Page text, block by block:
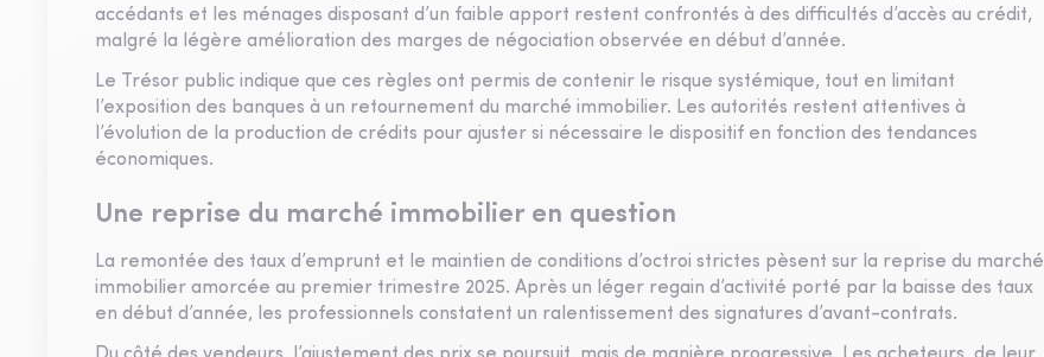
accédants et les ménages disposant d’un faible apport restent confrontés à des difficultés d’accès au crédit,
malgré la légère amélioration des marges de négociation observée en début d’année.
Le Trésor public indique que ces règles ont permis de contenir le risque systémique, tout en limitant
l’exposition des banques à un retournement du marché immobilier. Les autorités restent attentives à
l’évolution de la production de crédits pour ajuster si nécessaire le dispositif en fonction des tendances
économiques.
Une reprise du marché immobilier en question
La remontée des taux d’emprunt et le maintien de conditions d’octroi strictes pèsent sur la reprise du marché
immobilier amorcée au premier trimestre 2025. Après un léger regain d’activité porté par la baisse des taux
en début d’année, les professionnels constatent un ralentissement des signatures d’avant-contrats.